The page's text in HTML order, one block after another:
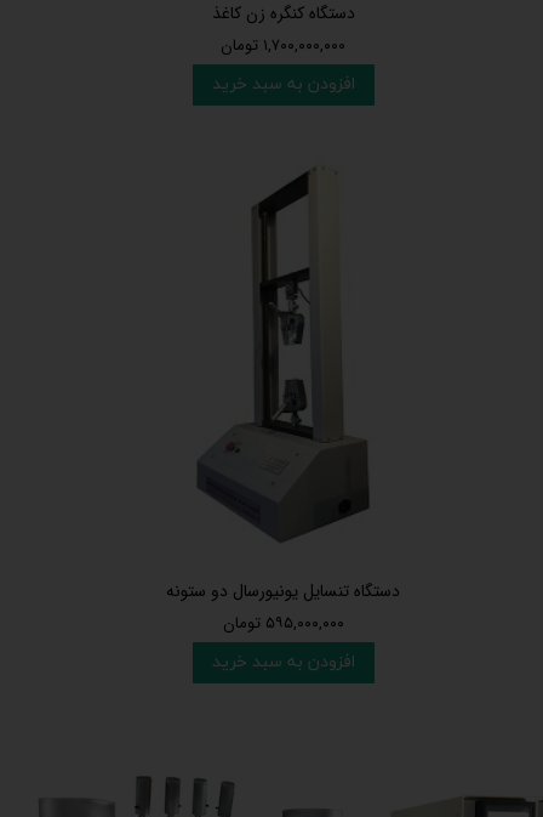
دستگاه کنگره زن کاغذ
۱,۷۰۰,۰۰۰,۰۰۰ تومان
افزودن به سبد خرید
دستگاه تنسایل یونیورسال دو ستونه
۵۹۵,۰۰۰,۰۰۰ تومان
افزودن به سبد خرید